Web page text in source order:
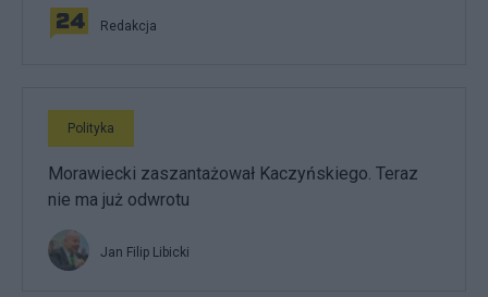
Redakcja
Polityka
Morawiecki zaszantażował Kaczyńskiego. Teraz
nie ma już odwrotu
Jan Filip Libicki